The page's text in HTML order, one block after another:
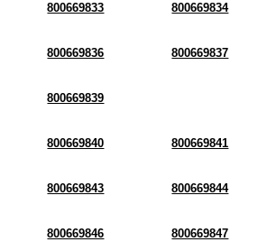
800669833 800669834
800669836 800669837
800669839
800669840 800669841
800669843 800669844
800669846 800669847